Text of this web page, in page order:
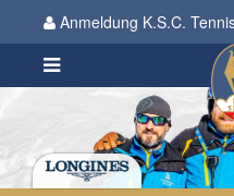
Anmeldung K.S.C.